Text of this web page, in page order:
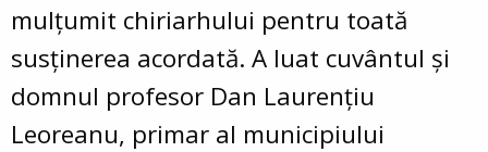
mulțumit chiriarhului pentru toată
susținerea acordată. A luat cuvântul și
domnul profesor Dan Laurențiu
Leoreanu, primar al municipiului